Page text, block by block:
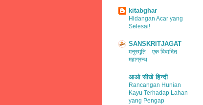
kitabghar
Hidangan Acar yang
Selesai!
SANSKRITJAGAT
मनुस्मृति – एक विवादित
महाग्रन्थ
आओ सीखें हिन्दी
Rancangan Hunian
Kayu Terhadap Lahan
yang Pengap